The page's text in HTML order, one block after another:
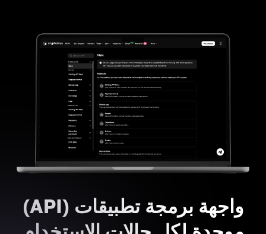
واجهة برمجة تطبيقات (API)